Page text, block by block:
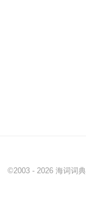
©2003 - 2026 海词词典